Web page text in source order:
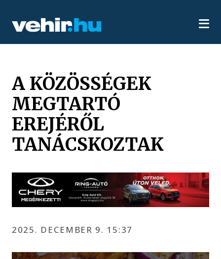
A KÖZÖSSÉGEK
MEGTARTÓ
EREJÉRŐL
TANÁCSKOZTAK
2025. DECEMBER 9. 15:37